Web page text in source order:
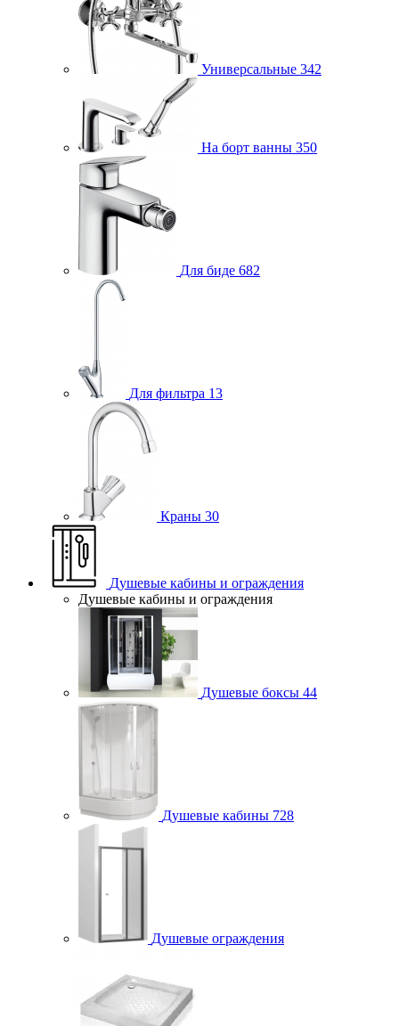
Универсальные 342
На борт ванны 350
Для биде 682
Для фильтра 13
Краны 30
Душевые кабины и ограждения
Душевые кабины и ограждения
Душевые боксы 44
Душевые кабины 728
Душевые ограждения